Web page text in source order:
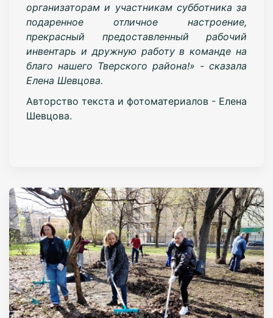
организаторам и участникам субботника за
подаренное отличное настроение,
прекрасный предоставленный рабочий
инвентарь и дружную работу в команде на
благо нашего Тверского района!» - сказала
Елена Шевцова.
Авторство текста и фотоматериалов - Елена
Шевцова.